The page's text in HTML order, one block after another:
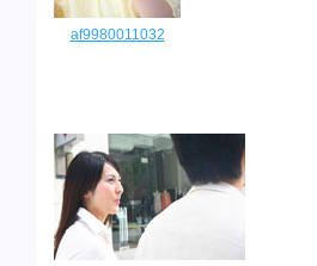
af9980011032